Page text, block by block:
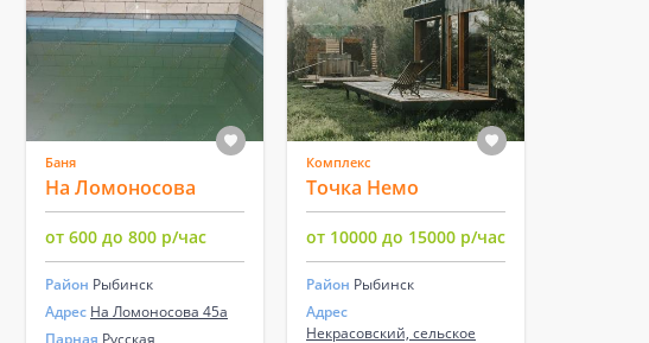
Баня
На Ломоносова
от 600 до 800 р/час
Район Рыбинск
Адрес На Ломоносова 45а
Парная Русская
Комплекс
Точка Немо
от 10000 до 15000 р/час
Район Рыбинск
Адрес
Некрасовский, сельское